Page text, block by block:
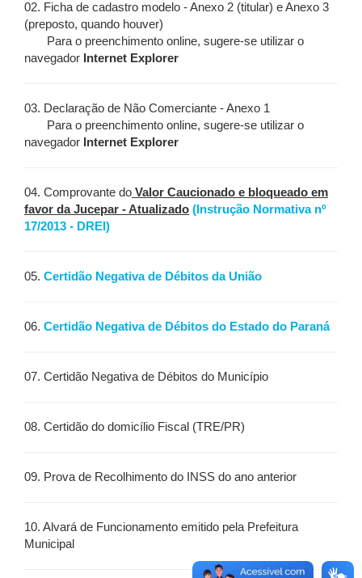
02. Ficha de cadastro modelo - Anexo 2 (titular) e Anexo 3
(preposto, quando houver)
Para o preenchimento online, sugere-se utilizar o
navegador Internet Explorer
03. Declaração de Não Comerciante - Anexo 1
Para o preenchimento online, sugere-se utilizar o
navegador Internet Explorer
04. Comprovante do Valor Caucionado e bloqueado em
favor da Jucepar - Atualizado (Instrução Normativa nº
17/2013 - DREI)
05. Certidão Negativa de Débitos da União
06. Certidão Negativa de Débitos do Estado do Paraná
07. Certidão Negativa de Débitos do Município
08. Certidão do domicílio Fiscal (TRE/PR)
09. Prova de Recolhimento do INSS do ano anterior
10. Alvará de Funcionamento emitido pela Prefeitura
Municipal